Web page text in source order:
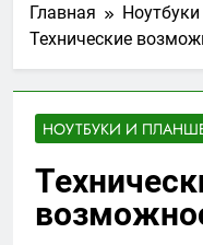
Главная
Технические
НОУТБУКИ И